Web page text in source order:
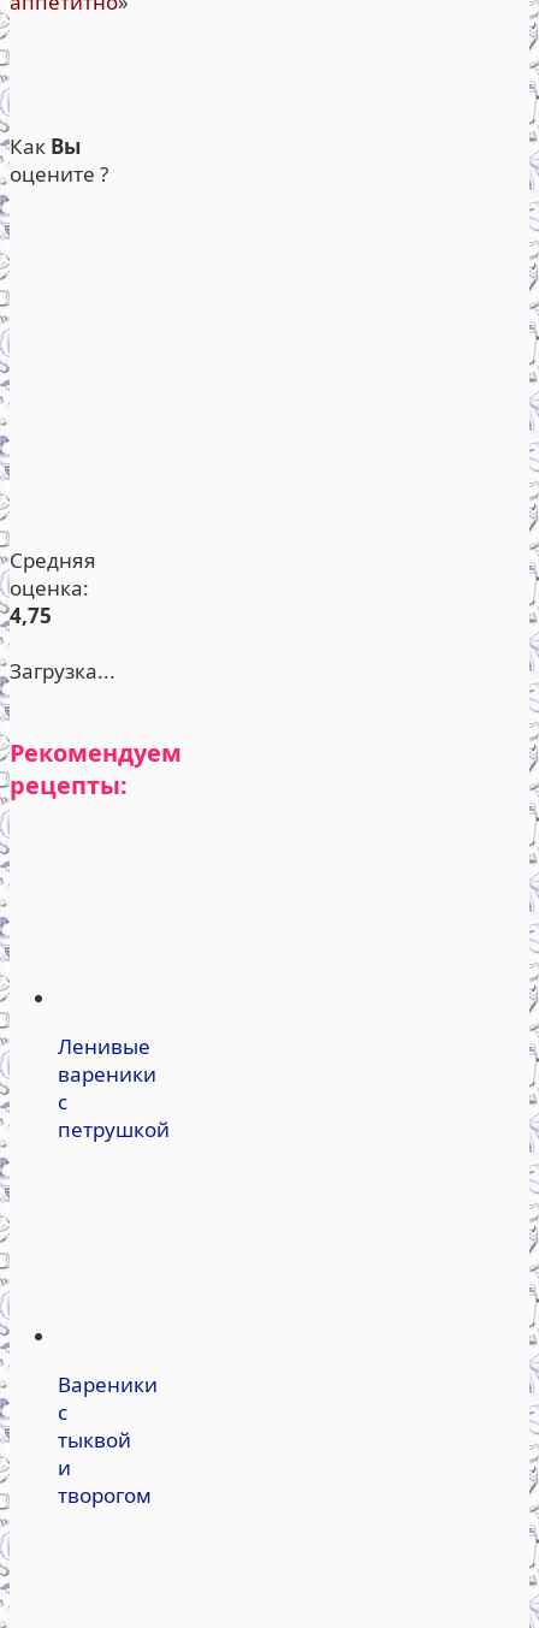
Как Вы
оцените ?
Средняя
оценка:
4,75
Загрузка...
Рекомендуем
рецепты:
Ленивые
вареники
с
петрушкой
Вареники
с
тыквой
и
творогом